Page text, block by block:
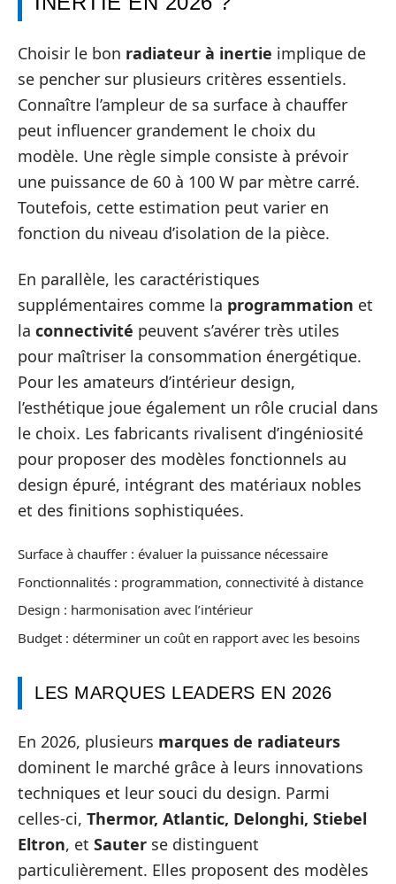
Choisir le bon radiateur à inertie implique de
se pencher sur plusieurs critères essentiels.
Connaître l’ampleur de sa surface à chauffer
peut influencer grandement le choix du
modèle. Une règle simple consiste à prévoir
une puissance de 60 à 100 W par mètre carré.
Toutefois, cette estimation peut varier en
fonction du niveau d’isolation de la pièce.
En parallèle, les caractéristiques
supplémentaires comme la programmation et
la connectivité peuvent s’avérer très utiles
pour maîtriser la consommation énergétique.
Pour les amateurs d’intérieur design,
l’esthétique joue également un rôle crucial dans
le choix. Les fabricants rivalisent d’ingéniosité
pour proposer des modèles fonctionnels au
design épuré, intégrant des matériaux nobles
et des finitions sophistiquées.
Surface à chauffer : évaluer la puissance nécessaire
Fonctionnalités : programmation, connectivité à distance
Design : harmonisation avec l’intérieur
Budget : déterminer un coût en rapport avec les besoins
LES MARQUES LEADERS EN 2026
En 2026, plusieurs marques de radiateurs
dominent le marché grâce à leurs innovations
techniques et leur souci du design. Parmi
celles-ci, Thermor, Atlantic, Delonghi, Stiebel
Eltron, et Sauter se distinguent
particulièrement. Elles proposent des modèles